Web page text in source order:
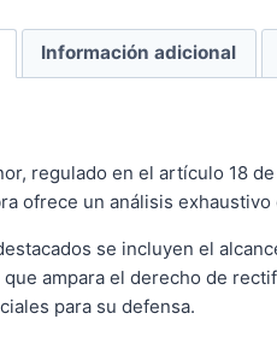
Información adicional
regulado en el artículo 18
ofrece un análisis
se incluyen el
que ampara el derecho de
para su defensa.